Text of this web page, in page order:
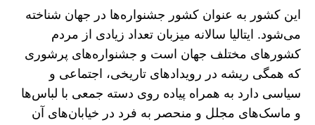
این کشور به عنوان کشور جشنواره‌ها در جهان شناخته
می‌شود. ایتالیا سالانه میزبان تعداد زیادی از مردم
کشور‌های مختلف جهان است و جشنواره‌های پرشوری
که همگی ریشه در رویداد‌های تاریخی، اجتماعی و
سیاسی دارد به همراه پیاده روی دسته جمعی با لباس‌ها
و ماسک‌های مجلل و منحصر به فرد در خیابان‌های آن